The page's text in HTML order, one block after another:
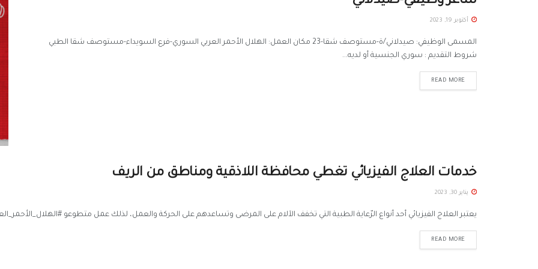
أكتوبر 19, 2023
المسمى الوظيفي: صيدلاني/ة-مستوصف شقا-23 مكان العمل: الهلال الأحمر العربي السوري-فرع السويداء-مستوصف شقا الطبي
شروط التقديم : سوري الجنسية أو لديه...
READ MORE
خدمات العلاج الفيزيائي تغطي محافظة اللاذقية ومناطق من الريف
يناير 30, 2023
يعتبر العلاج الفيزيائي أحد أنواع الرّعاية الطبية التي تخفف الآلام على المرضى وتساعدهم على الحركة والعمل، لذلك عمل متطوعو
READ MORE